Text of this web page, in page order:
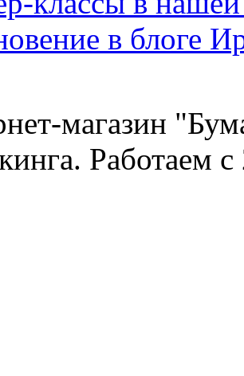
в блоге
магазин
Работаем с